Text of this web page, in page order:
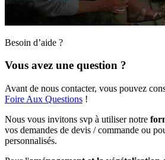
Besoin d’aide ?
Vous avez une question ?
Avant de nous contacter, vous pouvez
Foire Aux Questions !
Nous vous invitons svp à utiliser notre
vos demandes de devis / commande ou
personnalisés.